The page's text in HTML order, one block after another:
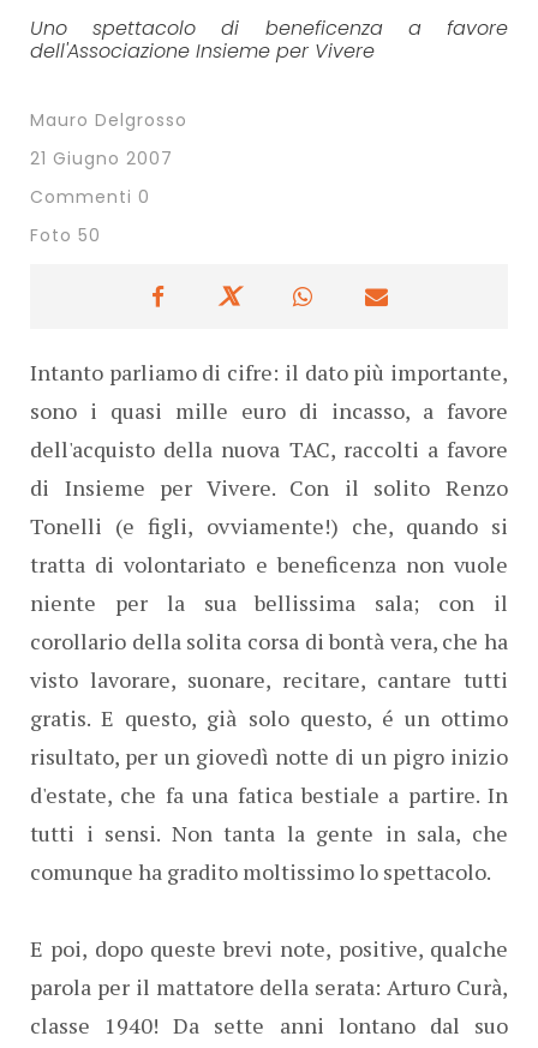
Uno spettacolo di beneficenza a favore
dell'Associazione Insieme per Vivere
Mauro Delgrosso
21 Giugno 2007
Commenti 0
Foto 50
Intanto parliamo di cifre: il dato più importante,
sono i quasi mille euro di incasso, a favore
dell'acquisto della nuova TAC, raccolti a favore
di Insieme per Vivere. Con il solito Renzo
Tonelli (e figli, ovviamente!) che, quando si
tratta di volontariato e beneficenza non vuole
niente per la sua bellissima sala; con il
corollario della solita corsa di bontà vera, che ha
visto lavorare, suonare, recitare, cantare tutti
gratis. E questo, già solo questo, é un ottimo
risultato, per un giovedì notte di un pigro inizio
d'estate, che fa una fatica bestiale a partire. In
tutti i sensi. Non tanta la gente in sala, che
comunque ha gradito moltissimo lo spettacolo.
E poi, dopo queste brevi note, positive, qualche
parola per il mattatore della serata: Arturo Curà,
classe 1940! Da sette anni lontano dal suo